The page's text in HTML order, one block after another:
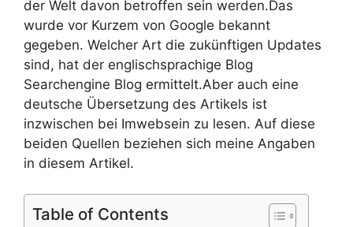
der Welt davon betroffen sein werden.Das
wurde vor Kurzem von Google bekannt
gegeben. Welcher Art die zukünftigen Updates
sind, hat der englischsprachige Blog
Searchengine Blog ermittelt.Aber auch eine
deutsche Übersetzung des Artikels ist
inzwischen bei Imwebsein zu lesen. Auf diese
beiden Quellen beziehen sich meine Angaben
in diesem Artikel.
Table of Contents